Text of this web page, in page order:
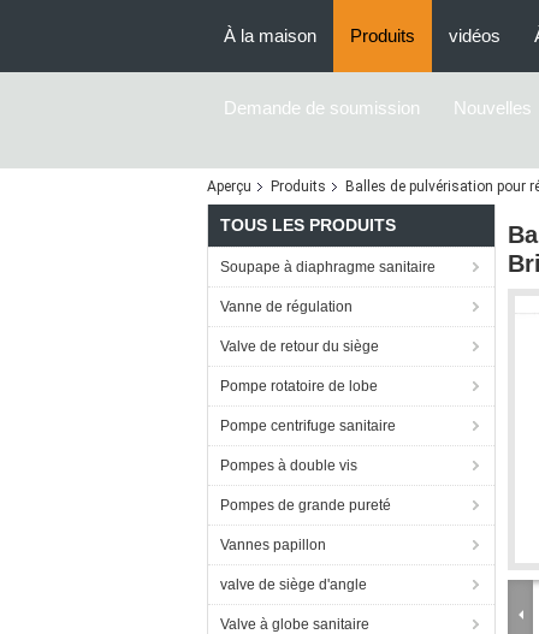
À la maison Produits vidéos
Demande de soumission Nouvelles
Aperçu Produits Balles de pulvérisation pour
TOUS LES PRODUITS
Soupape à diaphragme sanitaire
Vanne de régulation
Valve de retour du siège
Pompe rotatoire de lobe
Pompe centrifuge sanitaire
Pompes à double vis
Pompes de grande pureté
Vannes papillon
valve de siège d'angle
Valve à globe sanitaire